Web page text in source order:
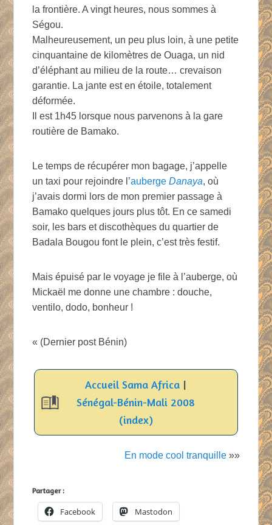
la frontière. A vingt heures, nous sommes à
Ségou.
Malheureusement, un peu plus loin, à une petite
cinquantaine de kilomètres de Ouaga, un nid
d’éléphant au milieu de la route… crevaison
garantie. La jante est en étoile, totalement
déformée.
Il est 1h45 lorsque nous parvenons à la gare
routière de Bamako.
Le temps de récupérer mon bagage, j’appelle
un taxi pour rejoindre l’aubergeDanaya, où
j’avais dormi lors de mon premier passage à
Bamako quelques jours plus tôt. En ce samedi
soir, les bars et discothèques du quartier de
Badala Bougou font le plein, c’est très festif.
Mais épuisé par le voyage je file à l’auberge, où
Mickaël me donne une chambre : douche,
ventilo, dodo, bonheur !
« (Dernier post Bénin)
Accueil Sama Africa |
Sénégal-Bénin-Mali 2008
(index)
En mode cool tranquille»»
Partager :
Facebook Mastodon